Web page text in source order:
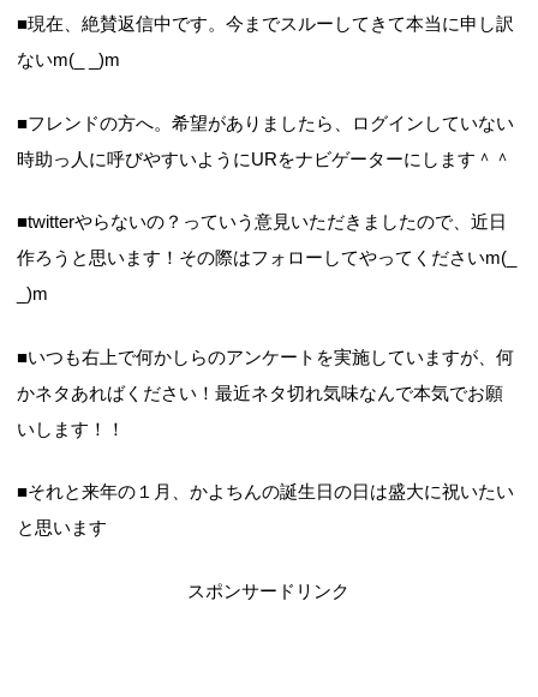
■現在、絶賛返信中です。今までスルーしてきて本当に申し訳
ないm(_ _)m
■フレンドの方へ。希望がありましたら、ログインしていない
時助っ人に呼びやすいようにURをナビゲーターにします＾＾
■twitterやらないの？っていう意見いただきましたので、近日
作ろうと思います！その際はフォローしてやってくださいm(_
_)m
■いつも右上で何かしらのアンケートを実施していますが、何
かネタあればください！最近ネタ切れ気味なんで本気でお願
いします！！
■それと来年の１月、かよちんの誕生日の日は盛大に祝いたい
と思います
スポンサードリンク